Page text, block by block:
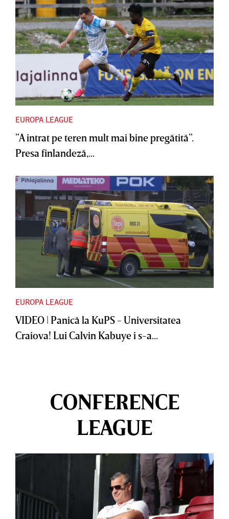
EUROPA LEAGUE
”A intrat pe teren mult mai bine pregătită”.
Presa finlandeză,...
EUROPA LEAGUE
VIDEO | Panică la KuPS - Universitatea
Craiova! Lui Calvin Kabuye i s-a...
CONFERENCE
LEAGUE